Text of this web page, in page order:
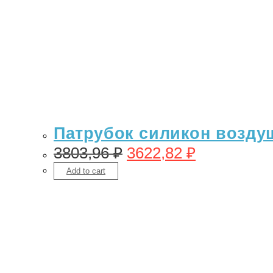
Патрубок силикон
3803,96₽ 3622,82 ₽
Add to cart